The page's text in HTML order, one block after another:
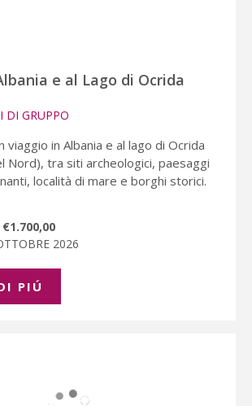
e al Lago di Ocrida
DI GRUPPO
viaggio in Albania e al lago di Ocrida
Nord), tra siti archeologici, paesaggi
località di mare e borghi storici.
€1.700,00
2026
PIÚ